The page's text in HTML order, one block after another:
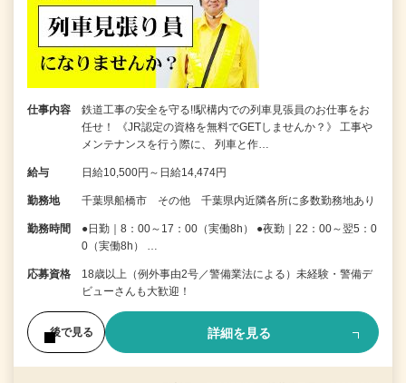
仕事内容
鉄道工事の安全を守る!!駅構内での列車見張員のお仕事をお
任せ！ 《JR認定の資格を無料でGETしませんか？》 工事や
メンテナンスを行う際に、 列車と作…
給与 日給10,500円～日給14,474円
勤務地 千葉県船橋市 その他 千葉県内近隣各所に多数勤務地あり
勤務時間
●日勤｜8：00～17：00（実働8h） ●夜勤｜22：00～翌5：0
0（実働8h） …
応募資格
18歳以上（例外事由2号／警備業法による）未経験・警備デ
ビューさんも大歓迎！
後で見る 詳細を見る